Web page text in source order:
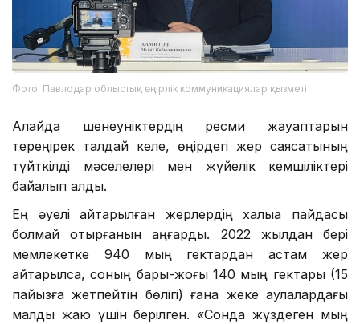
Фото: Павлодар облыстық өңірлік коммуникациялар қызметі
Алайда шенеуніктердің ресми жауаптарын
тереңірек талдай келе, өңірдегі жер саясатының
түйткілді мәселелері мен жүйелік кемшіліктері
байқалып қалды.
Ең әуелі қайтарылған жерлердің халыққа пайдасы
болмай отырғанын аңғардық. 2022 жылдан бері
мемлекетке 940 мың гектардан астам жер
қайтарылса, соның бары-жоғы 140 мың гектары (15
пайызға жетпейтін бөлігі) ғана жеке аулалардағы
малды жаю үшін берілген. «Сонда жүздеген мың